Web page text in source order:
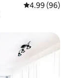
5 ರಲ್ಲಿ 4.99
4.99 (96)